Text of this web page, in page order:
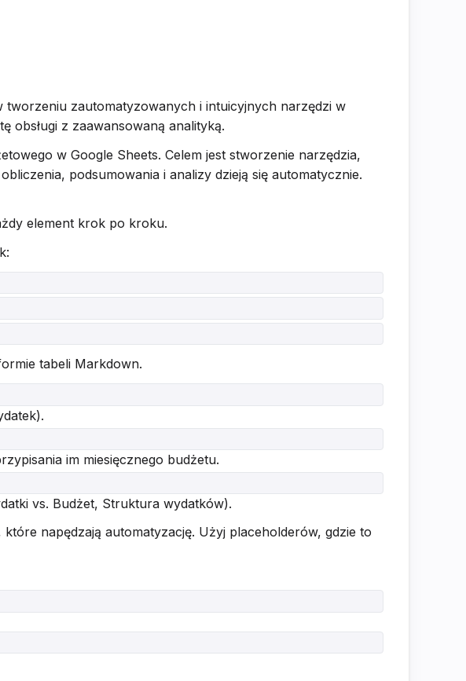
tworzeniu zautomatyzowanych i intuicyjnych narzędzi w
obsługi z zaawansowaną analityką.
w Google Sheets. Celem jest stworzenie narzędzia,
podsumowania i analizy dzieją się automatycznie.
element krok po kroku.
tabeli Markdown.
im miesięcznego budżetu.
vs. Budżet, Struktura wydatków).
napędzają automatyzację. Użyj placeholderów, gdzie to